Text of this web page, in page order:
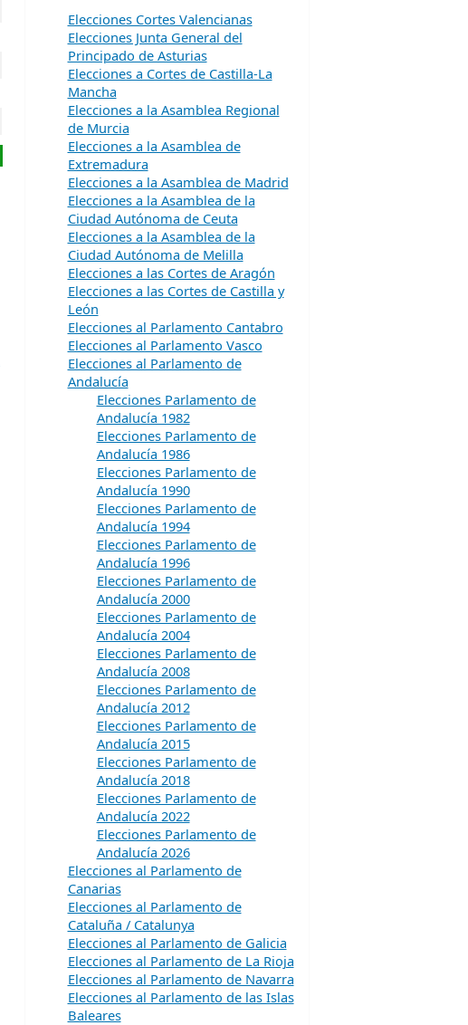
Elecciones Cortes Valencianas
Elecciones Junta General del
Principado de Asturias
Elecciones a Cortes de Castilla-La
Mancha
Elecciones a la Asamblea Regional
de Murcia
Elecciones a la Asamblea de
Extremadura
Elecciones a la Asamblea de Madrid
Elecciones a la Asamblea de la
Ciudad Autónoma de Ceuta
Elecciones a la Asamblea de la
Ciudad Autónoma de Melilla
Elecciones a las Cortes de Aragón
Elecciones a las Cortes de Castilla y
León
Elecciones al Parlamento Cantabro
Elecciones al Parlamento Vasco
Elecciones al Parlamento de
Andalucía
Elecciones Parlamento de
Andalucía 1982
Elecciones Parlamento de
Andalucía 1986
Elecciones Parlamento de
Andalucía 1990
Elecciones Parlamento de
Andalucía 1994
Elecciones Parlamento de
Andalucía 1996
Elecciones Parlamento de
Andalucía 2000
Elecciones Parlamento de
Andalucía 2004
Elecciones Parlamento de
Andalucía 2008
Elecciones Parlamento de
Andalucía 2012
Elecciones Parlamento de
Andalucía 2015
Elecciones Parlamento de
Andalucía 2018
Elecciones Parlamento de
Andalucía 2022
Elecciones Parlamento de
Andalucía 2026
Elecciones al Parlamento de
Canarias
Elecciones al Parlamento de
Cataluña / Catalunya
Elecciones al Parlamento de Galicia
Elecciones al Parlamento de La Rioja
Elecciones al Parlamento de Navarra
Elecciones al Parlamento de las Islas
Baleares